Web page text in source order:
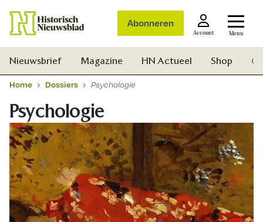
Abonneren
Account Menu
Nieuwsbrief Magazine HN Actueel Shop
Home Dossiers Psychologie
Psychologie